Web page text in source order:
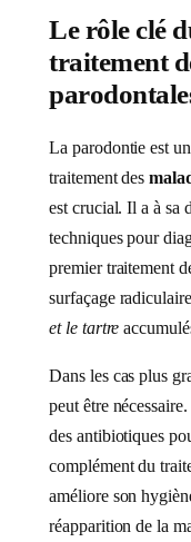
Le rôle clé
traitement
La parodontie est
traitement des
est crucial. Il a à sa
techniques pour
premier traitement
surfaçage
et le tartre
Dans les cas plus
peut être
des antibiotiques
complément du
améliore son
réapparition de la